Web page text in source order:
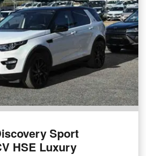
Sport
HSE Luxury